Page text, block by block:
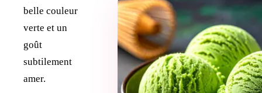
belle couleur
verte et un
goût
subtilement
amer.